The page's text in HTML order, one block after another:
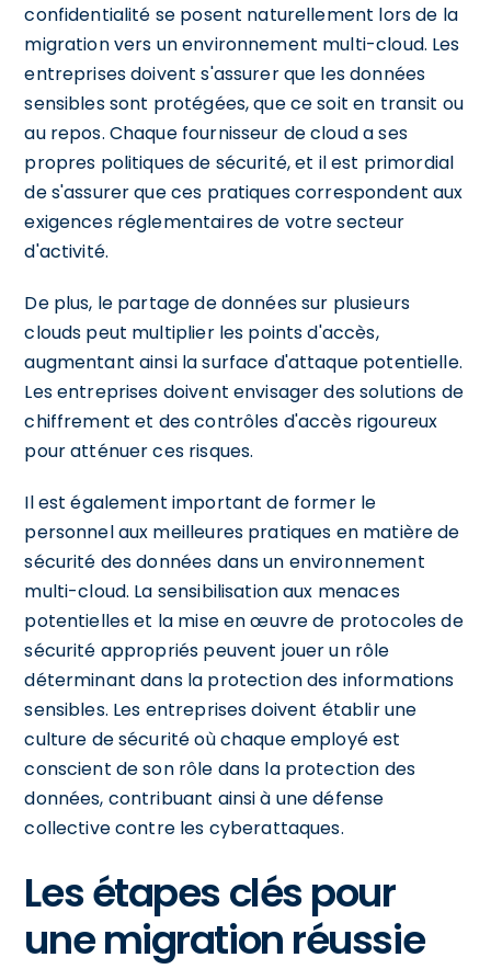
confidentialité se posent naturellement lors de la
migration vers un environnement multi-cloud. Les
entreprises doivent s'assurer que les données
sensibles sont protégées, que ce soit en transit ou
au repos. Chaque fournisseur de cloud a ses
propres politiques de sécurité, et il est primordial
de s'assurer que ces pratiques correspondent aux
exigences réglementaires de votre secteur
d'activité.
De plus, le partage de données sur plusieurs
clouds peut multiplier les points d'accès,
augmentant ainsi la surface d'attaque potentielle.
Les entreprises doivent envisager des solutions de
chiffrement et des contrôles d'accès rigoureux
pour atténuer ces risques.
Il est également important de former le
personnel aux meilleures pratiques en matière de
sécurité des données dans un environnement
multi-cloud. La sensibilisation aux menaces
potentielles et la mise en œuvre de protocoles de
sécurité appropriés peuvent jouer un rôle
déterminant dans la protection des informations
sensibles. Les entreprises doivent établir une
culture de sécurité où chaque employé est
conscient de son rôle dans la protection des
données, contribuant ainsi à une défense
collective contre les cyberattaques.
Les étapes clés pour
une migration réussie